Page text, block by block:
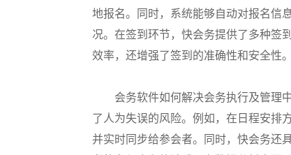
地报名。同时，系统能够自动对报名信
况。在签到环节，快会务提供了多种签
效率，还增强了签到的准确性和安全性。
会务软件如何解决会务执行及管理
了人为失误的风险。例如，在日程安排
并实时同步给参会者。同时，快会务还